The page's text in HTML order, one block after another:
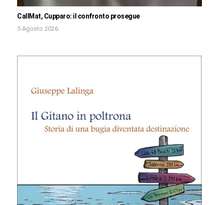
CallMat, Cupparo: il confronto prosegue
5 Agosto 2026